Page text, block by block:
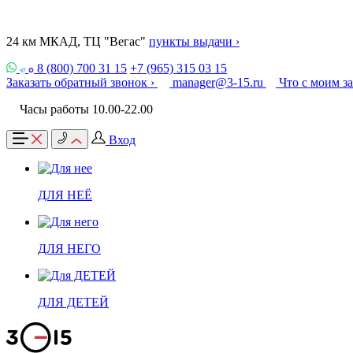
24 км МКАД, ТЦ "Вегас" пункты выдачи ›
8 (800) 700 31 15 +7 (965) 315 03 15
Заказать обратный звонок ›
manager@3-15.ru
Что с моим
Часы работы 10.00-22.00
Вход
ДЛЯ НЕЁ
ДЛЯ НЕГО
ДЛЯ ДЕТЕЙ